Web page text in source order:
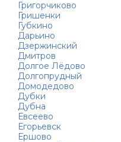
Григорчиково
Гришенки
Губкино
Дарьино
Дзержинский
Дмитров
Долгое Лёдово
Долгопрудный
Домодедово
Дубки
Дубна
Евсеево
Егорьевск
Ершово